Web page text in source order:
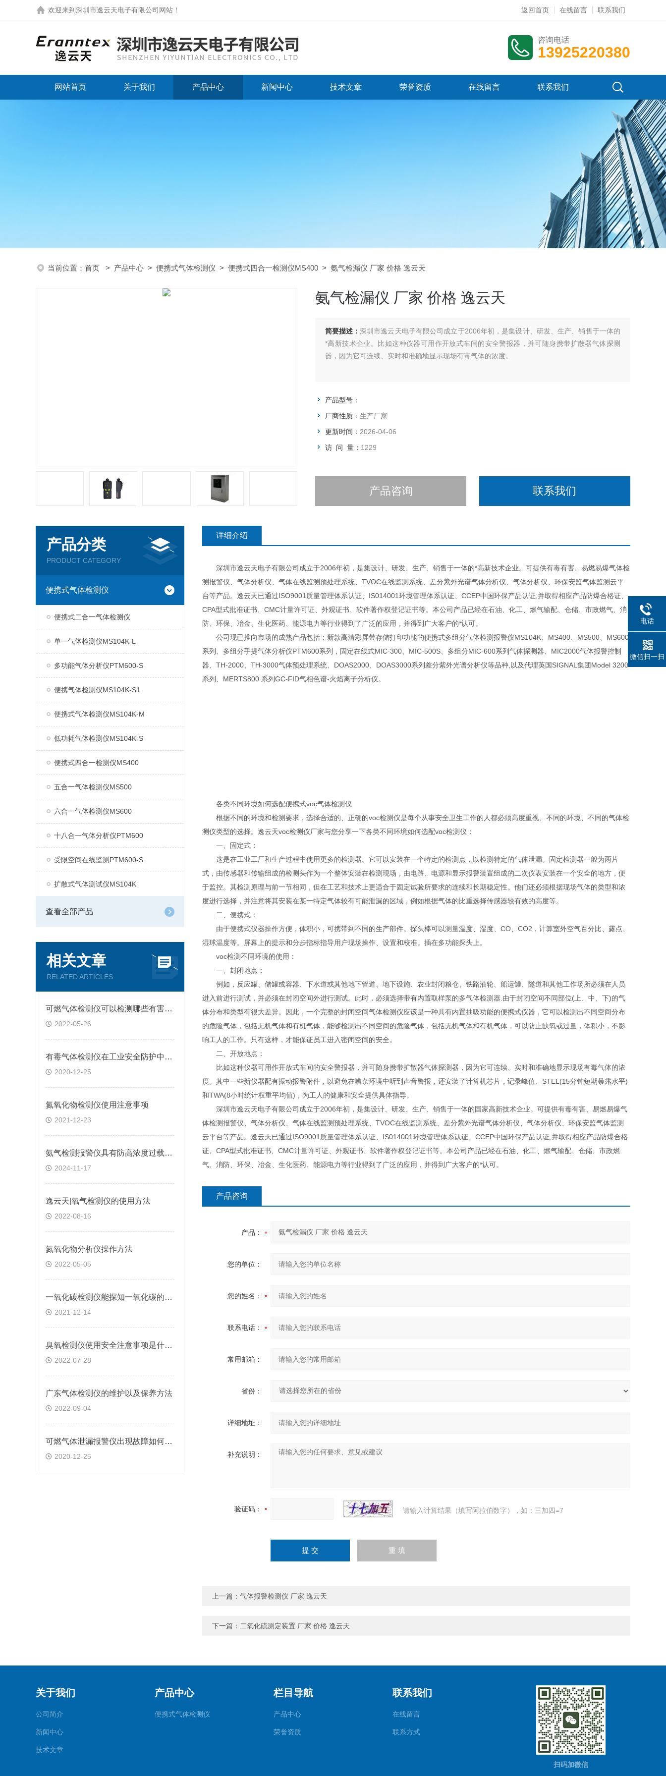
欢迎来到 深圳市逸云天电子有限公司网站 ！ 返回首页 在线留言 联系我们
咨询电话
13925220380
网站首页 关于我们 产品中心 新闻中心 技术文章 荣誉资质 在线留言 联系我们
当前位置： 首页 > 产品中心 > 便携式气体检测仪 > 便携式四合一检测仪MS400 > 氨气检漏仪 厂家 价格 逸云天
氨气检漏仪 厂家 价格 逸云天
简要描述： 深圳市逸云天电子有限公司成立于2006年初，是集设计、研发、生产、销售于一体的
*高新技术企业。比如这种仪器可用作开放式车间的安全警报器，并可随身携带扩散器气体探测
器，因为它可连续、实时和准确地显示现场有毒气体的浓度。
产品型号：
厂商性质： 生产厂家
更新时间： 2026-04-06
访 问 量： 1229
产品咨询 联系我们
产品分类
PRODUCT CATEGORY
便携式气体检测仪
便携式二合一气体检测仪
单一气体检测仪MS104K-L
多功能气体分析仪PTM600-S
便携气体检测仪MS104K-S1
便携式气体检测仪MS104K-M
低功耗气体检测仪MS104K-S
便携式四合一检测仪MS400
五合一气体检测仪MS500
六合一气体检测仪MS600
十八合一气体分析仪PTM600
受限空间在线监测PTM600-S
扩散式气体测试仪MS104K
查看全部产品
相关文章
RELATED ARTICLES
可燃气体检测仪可以检测哪些有害气体呢
2022-05-26
有毒气体检测仪在工业安全防护中的重要性
2020-12-25
氮氧化物检测仪使用注意事项
2021-12-23
氨气检测报警仪具有防高浓度过载功能和自我保护功能
2024-11-17
逸云天|氧气检测仪的使用方法
2022-08-16
氮氧化物分析仪操作方法
2022-05-05
一氧化碳检测仪能探知一氧化碳的浓度变化吗
2021-12-14
臭氧检测仪使用安全注意事项是什么？
2022-07-28
广东气体检测仪的维护以及保养方法
2022-09-04
可燃气体泄漏报警仪出现故障如何检测?
2020-12-25
详细介绍
深圳市逸云天电子有限公司成立于2006年初，是集设计、研发、生产、销售于一体的*高新技术企业。可提供有毒有害、易燃易爆气体检
测报警仪、气体分析仪、气体在线监测预处理系统、TVOC在线监测系统、差分紫外光谱气体分析仪、气体分析仪、环保安监气体监测云平
台等产品。逸云天已通过ISO9001质量管理体系认证、IS014001环境管理体系认证、CCEP中国环保产品认证;并取得相应产品防爆合格证、
CPA型式批准证书、CMC计量许可证、外观证书、软件著作权登记证书等。本公司产品已经在石油、化工、燃气输配、仓储、市政燃气、消
防、环保、冶金、生化医药、能源电力等行业得到了广泛的应用，并得到广大客户的*认可。
公司现已推向市场的成熟产品包括：新款高清彩屏带存储打印功能的便携式多组分气体检测报警仪MS104K、MS400、MS500、MS600
系列、多组分手提气体分析仪PTM600系列，固定在线式MIC-300、MIC-500S、多组分MIC-600系列气体探测器、MIC2000气体报警控制
器、TH-2000、TH-3000气体预处理系统、DOAS2000、DOAS3000系列差分紫外光谱分析仪等品种,以及代理英国SIGNAL集团Model 3200
系列、MERTS800 系列GC-FID气相色谱-火焰离子分析仪。
各类不同环境如何选配便携式voc气体检测仪
根据不同的环境和检测要求，选择合适的、正确的voc检测仪是每个从事安全卫生工作的人都必须高度重视、不同的环境、不同的气体检
测仪类型的选择。逸云天voc检测仪厂家与您分享一下各类不同环境如何选配voc检测仪：
一、固定式：
这是在工业工厂和生产过程中使用更多的检测器。它可以安装在一个特定的检测点，以检测特定的气体泄漏。固定检测器一般为两片
式，由传感器和传输组成的检测头作为一个整体安装在检测现场，由电路、电源和显示报警装置组成的二次仪表安装在一个安全的地方，便
于监控。其检测原理与前一节相同，但在工艺和技术上更适合于固定试验所要求的连续和长期稳定性。他们还必须根据现场气体的类型和浓
度进行选择，并注意将其安装在某一特定气体较有可能泄漏的区域，例如根据气体的比重选择传感器较有效的高度等。
二、便携式：
由于便携式仪器操作方便，体积小，可携带到不同的生产部件。探头棒可以测量温度、湿度、CO、CO2，计算室外空气百分比、露点、
湿球温度等。屏幕上的提示和分步指标指导用户现场操作、设置和校准。插在多功能探头上。
voc检测不同环境的使用：
一、封闭地点：
例如，反应罐、储罐或容器、下水道或其他地下管道、地下设施、农业封闭粮仓、铁路油轮、船运罐、隧道和其他工作场所必须在人员
进入前进行测试，并必须在封闭空间外进行测试。此时，必须选择带有内置取样泵的多气体检测器.由于封闭空间不同部位(上、中、下)的气
体分布和类型有很大差异。因此，一个完整的封闭空间气体检测仪应该是一种具有内置抽吸功能的便携式仪器，它可以检测出不同空间分布
的危险气体，包括无机气体和有机气体，能够检测出不同空间的危险气体，包括无机气体和有机气体，可以防止缺氧或过量，体积小，不影
响工人的工作。只有这样，才能保证员工进入密闭空间的安全。
二、开放地点：
比如这种仪器可用作开放式车间的安全警报器，并可随身携带扩散器气体探测器，因为它可连续、实时和准确地显示现场有毒气体的浓
度。其中一些新仪器配有振动报警附件，以避免在嘈杂环境中听到声音警报，还安装了计算机芯片，记录峰值、STEL(15分钟短期暴露水平)
和TWA(8小时统计权重平均值)，为工人的健康和安全提供具体指导。
深圳市逸云天电子有限公司成立于2006年初，是集设计、研发、生产、销售于一体的国家高新技术企业。可提供有毒有害、易燃易爆气
体检测报警仪、气体分析仪、气体在线监测预处理系统、TVOC在线监测系统、差分紫外光谱气体分析仪、气体分析仪、环保安监气体监测
云平台等产品。逸云天已通过ISO9001质量管理体系认证、IS014001环境管理体系认证、CCEP中国环保产品认证;并取得相应产品防爆合格
证、CPA型式批准证书、CMC计量许可证、外观证书、软件著作权登记证书等。本公司产品已经在石油、化工、燃气输配、仓储、市政燃
气、消防、环保、冶金、生化医药、能源电力等行业得到了广泛的应用，并得到广大客户的*认可。
产品咨询
产品：
您的单位：
您的姓名：
联系电话：
常用邮箱：
省份：
详细地址：
补充说明：
验证码： 请输入计算结果（填写阿拉伯数字），如：三加四=7
上一篇： 气体报警检测仪 厂家 逸云天
下一篇： 二氧化硫测定装置 厂家 价格 逸云天
关于我们
公司简介
新闻中心
技术文章
产品中心
便携式气体检测仪
栏目导航
产品中心
荣誉资质
联系我们
在线留言
联系方式
扫码加微信
电话
微信扫一扫